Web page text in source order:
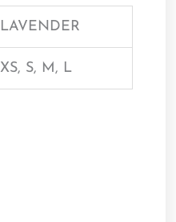
LAVENDER
XS, S, M, L